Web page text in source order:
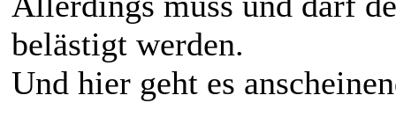
belästigt werden.
Und hier geht es